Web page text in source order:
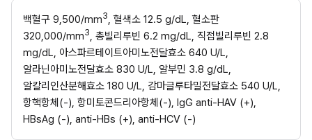
백혈구 9,500/mm3, 혈색소 12.5 g/dL, 혈소판
320,000/mm3, 총빌리루빈 6.2 mg/dL, 직접빌리루빈 2.8
mg/dL, 아스파르테이트아미노전달효소 640 U/L,
알라닌아미노전달효소 830 U/L, 알부민 3.8 g/dL,
알칼리인산분해효소 180 U/L, 감마글루타밀전달효소 540 U/L,
항핵항체(-), 항미토콘드리아항체(-), IgG anti-HAV (+),
HBsAg (-), anti-HBs (+), anti-HCV (-)